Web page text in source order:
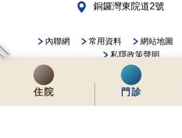
住院 門診
銅鑼灣東院道2號
內聯網 常用資料 網站地圖
私隱政策聲明
版權所有 © 2026 聖保祿醫院 從未許可不得
本網站為響應式設計，建議使用Google Chrome，